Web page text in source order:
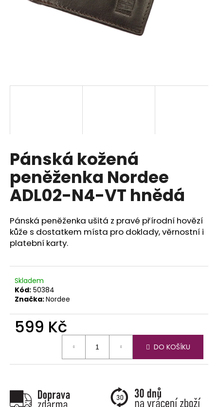
Pánská kožená
peněženka Nordee
ADL02-N4-VT hnědá
Pánská peněženka ušitá z pravé přírodní hovězí
kůže s dostatkem místa pro doklady, věrnostní i
platební karty.
Skladem
Kód: 50384
Značka:Nordee
599 Kč
DO KOŠÍKU
D
o
p
o
r
č
u
j
e
m